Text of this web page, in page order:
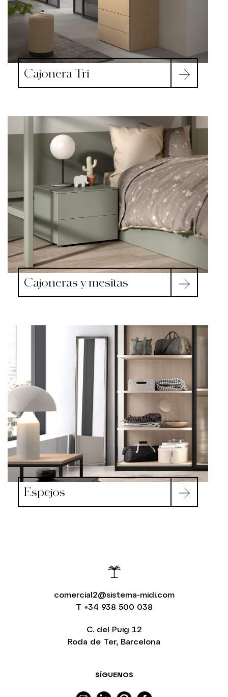
Cajonera Tri
Cajoneras y mesitas
Espejos
comercial2@sistema-midi.com
T +34 938 500 038
SÍGUENOS
C. del Puig 12
Roda de Ter, Barcelona